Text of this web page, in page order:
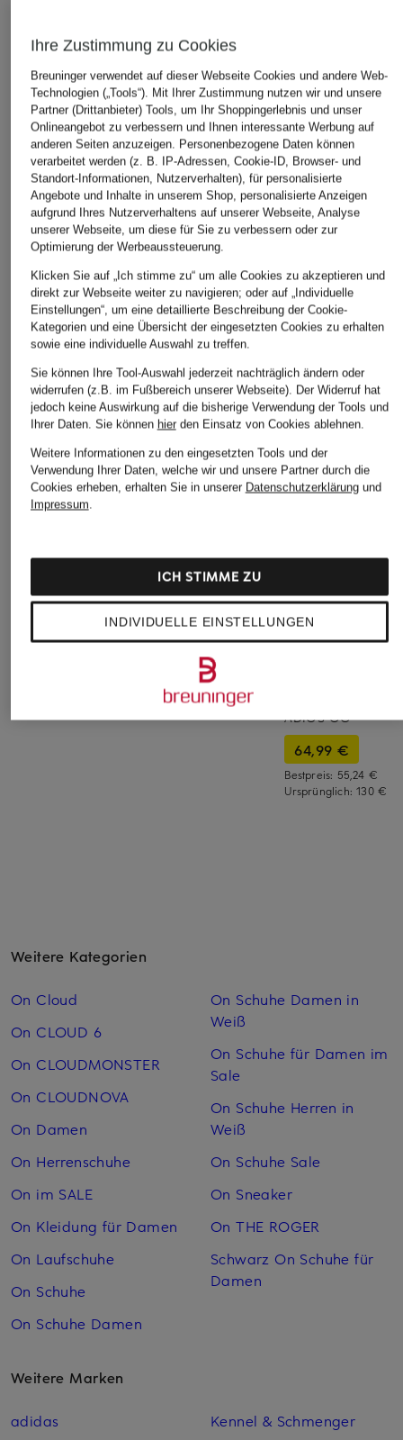
ÄHNLICHE ARTIKEL ENTDECKEN
Sneaker THE ROGER
ADVANTAGE
160 €
+Aktionsrabatt
ADIOS OG
64,99 €
Bestpreis: 55,24 €
Ursprünglich:130 €
Weitere Kategorien
On Cloud
On CLOUD 6
On CLOUDMONSTER
On CLOUDNOVA
On Damen
On Herrenschuhe
On im SALE
On Kleidung für Damen
On Laufschuhe
On Schuhe
On Schuhe Damen
On Schuhe Damen in
Weiß
On Schuhe für Damen im
Sale
On Schuhe Herren in
Weiß
On Schuhe Sale
On Sneaker
On THE ROGER
Schwarz On Schuhe für
Damen
Weitere Marken
adidas
Kennel & Schmenger
Ihre Zustimmung zu Cookies
Breuninger verwendet auf dieser Webseite Cookies und andere Web-
Technologien („Tools“). Mit Ihrer Zustimmung nutzen wir und unsere
Partner (Drittanbieter) Tools, um Ihr Shoppingerlebnis und unser
Onlineangebot zu verbessern und Ihnen interessante Werbung auf
anderen Seiten anzuzeigen. Personenbezogene Daten können
verarbeitet werden (z. B. IP-Adressen, Cookie-ID, Browser- und
Standort-Informationen, Nutzerverhalten), für personalisierte
Angebote und Inhalte in unserem Shop, personalisierte Anzeigen
aufgrund Ihres Nutzerverhaltens auf unserer Webseite, Analyse
unserer Webseite, um diese für Sie zu verbessern oder zur
Optimierung der Werbeaussteuerung.
Klicken Sie auf „Ich stimme zu“ um alle Cookies zu akzeptieren und
direkt zur Webseite weiter zu navigieren; oder auf „Individuelle
Einstellungen“, um eine detaillierte Beschreibung der Cookie-
Kategorien und eine Übersicht der eingesetzten Cookies zu erhalten
sowie eine individuelle Auswahl zu treffen.
Sie können Ihre Tool-Auswahl jederzeit nachträglich ändern oder
widerrufen (z.B. im Fußbereich unserer Webseite). Der Widerruf hat
jedoch keine Auswirkung auf die bisherige Verwendung der Tools und
Ihrer Daten. Sie können hierden Einsatz von Cookies ablehnen.
Weitere Informationen zu den eingesetzten Tools und der
Verwendung Ihrer Daten, welche wir und unsere Partner durch die
Cookies erheben, erhalten Sie in unserer Datenschutzerklärungund
Impressum.
INDIVIDUELLE EINSTELLUNGEN
ICH STIMME ZU